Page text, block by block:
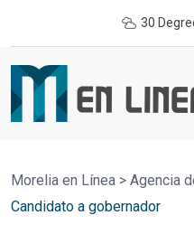
30
Morelia en Línea > Agencia
Candidato a gobernador